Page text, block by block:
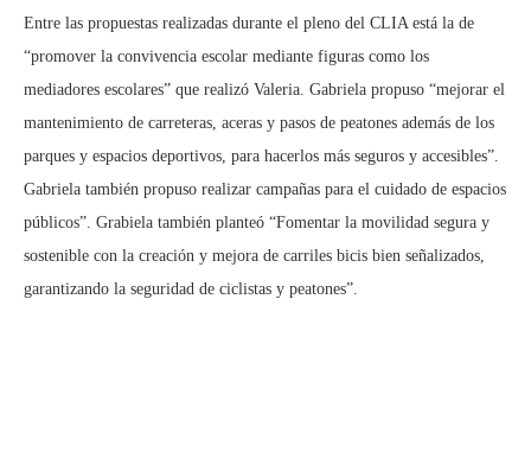
Entre las propuestas realizadas durante el pleno del CLIA está la de
“promover la convivencia escolar mediante figuras como los
mediadores escolares” que realizó Valeria. Gabriela propuso “mejorar el
mantenimiento de carreteras, aceras y pasos de peatones además de los
parques y espacios deportivos, para hacerlos más seguros y accesibles”.
Gabriela también propuso realizar campañas para el cuidado de espacios
públicos”. Grabiela también planteó “Fomentar la movilidad segura y
sostenible con la creación y mejora de carriles bicis bien señalizados,
garantizando la seguridad de ciclistas y peatones”.